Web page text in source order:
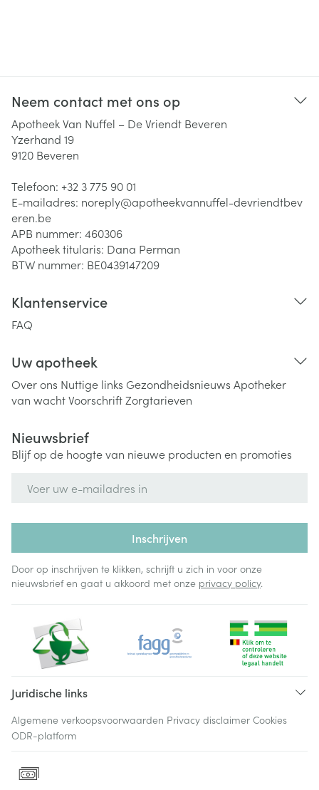
Neem contact met ons op
Apotheek Van Nuffel – De Vriendt Beveren
Yzerhand 19
9120 Beveren
Telefoon: +32 3 775 90 01
E-mailadres: noreply@apotheekvannuffel-devriendtbev
eren.be
APB nummer: 460306
Apotheek titularis: Dana Perman
BTW nummer: BE0439147209
Klantenservice
FAQ
Uw apotheek
Over ons Nuttige links Gezondheidsnieuws Apotheker
van wachtVoorschriftZorgtarieven
Nieuwsbrief
Blijf op de hoogte van nieuwe producten en promoties
Inschrijven
Door op inschrijven te klikken, schrijft u zich in voor onze
nieuwsbrief en gaat u akkoord met onze privacy policy.
Juridische links
Algemene verkoopsvoorwaarden Privacy disclaimer Cookies
ODR-platform